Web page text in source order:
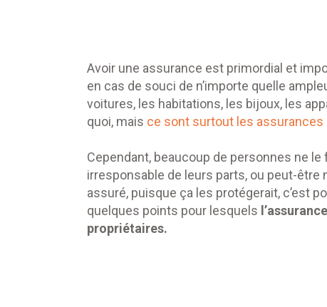
Avoir une assurance est primordial et
en cas de souci de n’importe quelle
voitures, les habitations, les bijoux, les
quoi, mais ce sont surtout les assurances
Cependant, beaucoup de personnes ne le
irresponsable de leurs parts, ou peut-être
assuré, puisque ça les protégerait, c’est
quelques points pour lesquels
propriétaires.